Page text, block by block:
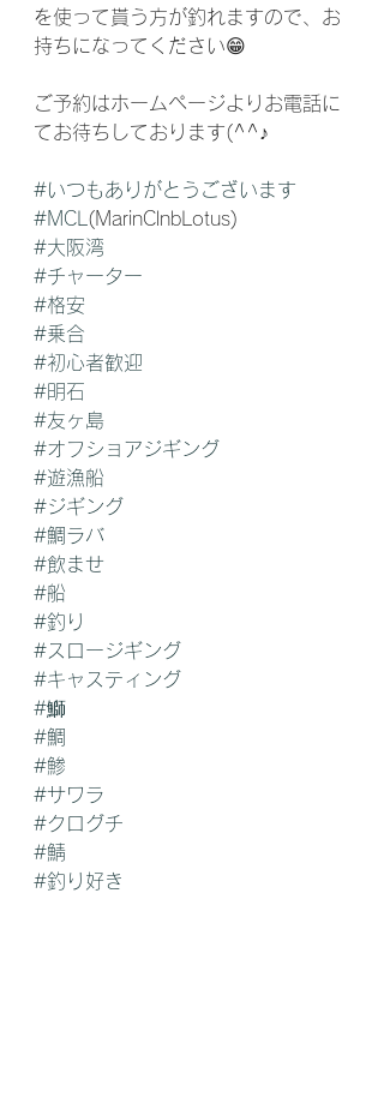
を使って貰う方が釣れますので、お
持ちになってください😁
ご予約はホームページよりお電話に
てお待ちしております(^^♪
#いつもありがとうございます
#MCL (MarinClnbLotus)
#大阪湾
#チャーター
#格安
#乗合
#初心者歓迎
#明石
#友ヶ島
#オフショアジギング
#遊漁船
#ジギング
#鯛ラバ
#飲ませ
#船
#釣り
#スロージギング
#キャスティング
#鰤
#鯛
#鯵
#サワラ
#クログチ
#鯖
#釣り好き